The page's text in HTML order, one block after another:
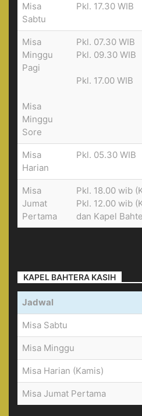
Misa
Sabtu
Pkl. 17.30 WIB
Misa
Minggu
Pagi
Misa
Minggu
Sore
Pkl. 07.30 WIB
Pkl. 09.30 WIB
Pkl. 17.00 WIB
Misa
Harian
Pkl. 05.30 WIB
Misa
Jumat
Pertama
Pkl. 18.00 wib
Pkl. 12.00 wib
dan Kapel
KAPEL BAHTERA KASIH
Jadwal
Misa Sabtu
Misa Minggu
Misa Harian (Kamis)
Misa Jumat Pertama